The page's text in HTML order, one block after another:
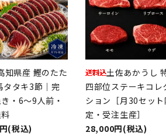
知県産 鰹のたた
タタキ3節｜完
・6～9人前・
(税込)
土佐あかうし
四部位ステーキコレ
ション［月30セット
定・受注生産］
28,000円(税込)